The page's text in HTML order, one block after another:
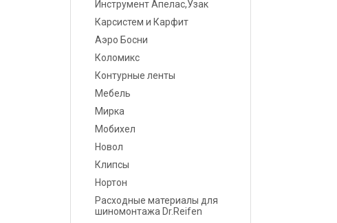
Маскировочные
Салфетки протирочные
Емкости, ситечки, PPS,
палочки для
размешивания, линейки
Средства защиты
Крепежные системы
Инструмент Апелас,Узак
Карсистем и Карфит
Аэро Босни
Коломикс
Контурные ленты
Мебель
Мирка
Мобихел
Новол
Клипсы
Нортон
Расходные материалы для
шиномонтажа Dr.Reifen